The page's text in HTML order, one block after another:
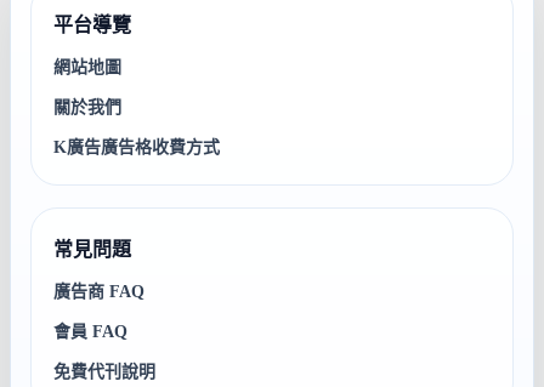
平台導覽
網站地圖
關於我們
K廣告廣告格收費方式
常見問題
廣告商 FAQ
會員 FAQ
免費代刊說明